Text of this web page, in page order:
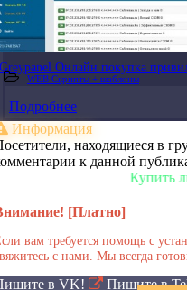
Greypanel Онлайн покупка
WEB Скрипты + шаблоны
Подробнее
Информация
находящиеся в
к данной
Купить любую
[Платно]
вам требуется помощь с
с нами. Мы всегда
в VK! Пишите в